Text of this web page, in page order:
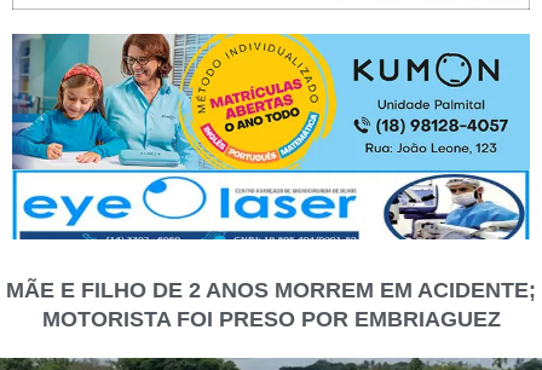
MÃE E FILHO DE 2 ANOS MORREM EM ACIDENTE;
MOTORISTA FOI PRESO POR EMBRIAGUEZ